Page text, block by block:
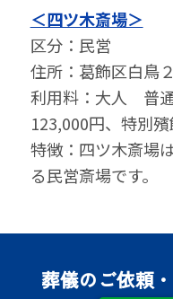
＜四ツ木斎場＞
区分：民営
住所：葛飾区白鳥
利⽤料：大人 普
123,000円、特別
特徴：四ツ木斎場
る民営斎場です。
葬儀のご依頼